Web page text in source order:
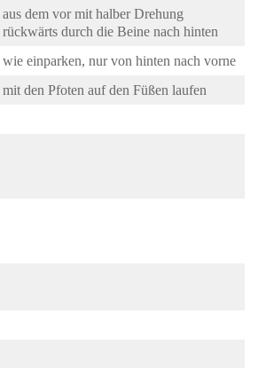
aus dem vor mit halber Drehung
rückwärts durch die Beine nach hinten
wie einparken, nur von hinten nach vorne
mit den Pfoten auf den Füßen laufen